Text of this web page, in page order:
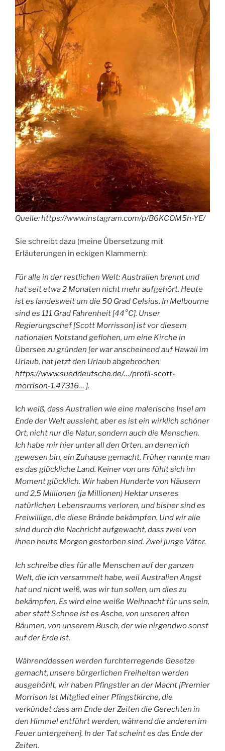
Quelle: https://www.instagram.com/p/B6KCOM5h-YE/
Sie schreibt dazu (meine Übersetzung mit
Erläuterungen in eckigen Klammern):
Für alle in der restlichen Welt: Australien brennt und
hat seit etwa 2 Monaten nicht mehr aufgehört. Heute
ist es landesweit um die 50 Grad Celsius. In Melbourne
sind es 111 Grad Fahrenheit [44°C]. Unser
Regierungschef [Scott Morrisson] ist vor diesem
nationalen Notstand geflohen, um eine Kirche in
Übersee zu gründen [er war anscheinend auf Hawaii im
Urlaub, hat jetzt den Urlaub abgebrochen
https://www.sueddeutsche.de/…/profil-scott-
morrison-1.47316… ].
Ich weiß, dass Australien wie eine malerische Insel am
Ende der Welt aussieht, aber es ist ein wirklich schöner
Ort, nicht nur die Natur, sondern auch die Menschen.
Ich habe mir hier unter all den Orten, an denen ich
gewesen bin, ein Zuhause gemacht. Früher nannte man
es das glückliche Land. Keiner von uns fühlt sich im
Moment glücklich. Wir haben Hunderte von Häusern
und 2,5 Millionen (ja Millionen) Hektar unseres
natürlichen Lebensraums verloren, und bisher sind es
Freiwillige, die diese Brände bekämpfen. Und wir alle
sind durch die Nachricht aufgewacht, dass zwei von
ihnen heute Morgen gestorben sind. Zwei junge Väter.
Ich schreibe dies für alle Menschen auf der ganzen
Welt, die ich versammelt habe, weil Australien Angst
hat und nicht weiß, was wir tun sollen, um dies zu
bekämpfen. Es wird eine weiße Weihnacht für uns sein,
aber statt Schnee ist es Asche, von unseren alten
Bäumen, von unserem Busch, der wie nirgendwo sonst
auf der Erde ist.
Währenddessen werden furchterregende Gesetze
gemacht, unsere bürgerlichen Freiheiten werden
ausgehöhlt, wir haben Pfingstler an der Macht [Premier
Morrison ist Mitglied einer Pfingstkirche, die
verkündet dass am Ende der Zeiten die Gerechten in
den Himmel entführt werden, während die anderen im
Feuer untergehen]. In der Tat scheint es das Ende der
Zeiten.